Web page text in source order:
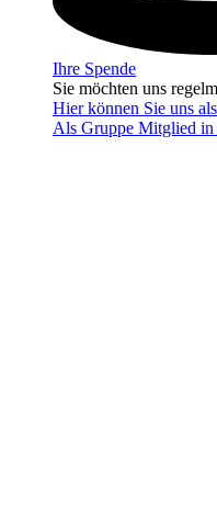
Ihre Spende
Sie möchten uns
Hier können Sie uns
Als Gruppe Mitglied in